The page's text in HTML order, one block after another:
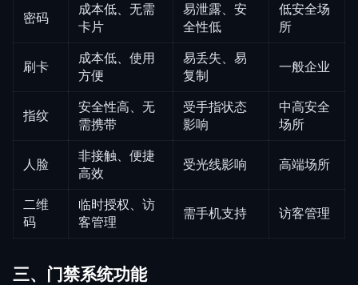
密码
成本低、无需
卡片
易泄露、安
全性低
低安全场
所
刷卡
成本低、使用
方便
易丢失、易
复制
一般企业
指纹
安全性高、无
需携带
受手指状态
影响
中高安全
场所
人脸
非接触、便捷
高效
受光线影响 高端场所
二维
码
临时授权、访
客管理
需手机支持 访客管理
三、门禁系统功能